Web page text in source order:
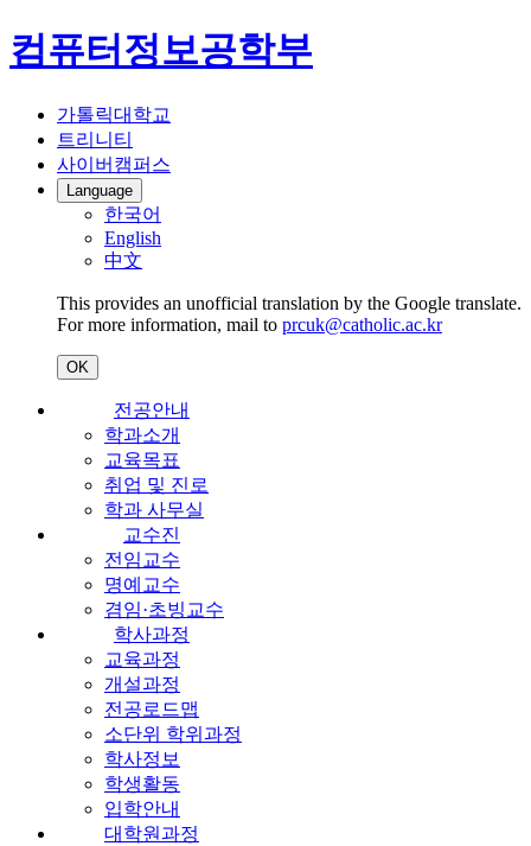
컴퓨터정보공학부
가톨릭대학교
트리니티
사이버캠퍼스
Language
한국어
English
中文
This provides an unofficial translation by the Google translate.
For more information, mail to prcuk@catholic.ac.kr
OK
전공안내
학과소개
교육목표
취업 및 진로
학과 사무실
교수진
전임교수
명예교수
겸임·초빙교수
학사과정
교육과정
개설과정
전공로드맵
소단위 학위과정
학사정보
학생활동
입학안내
대학원과정